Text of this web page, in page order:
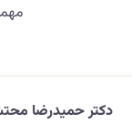
دکتر حمیدرضا